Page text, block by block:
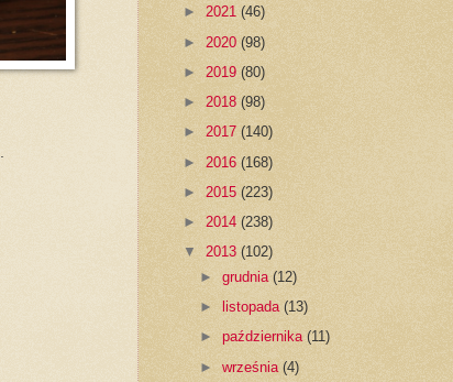
► 2021 (46)
► 2020 (98)
► 2019 (80)
► 2018 (98)
► 2017 (140)
► 2016 (168)
► 2015 (223)
► 2014 (238)
▼ 2013 (102)
► grudnia (12)
►
listopada (13)
► października (11)
► września (4)